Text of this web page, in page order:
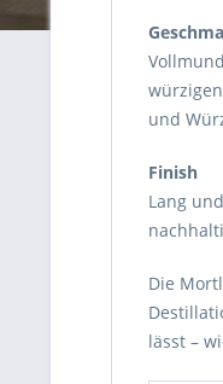
und
Finish
Lang
Die
lässt –